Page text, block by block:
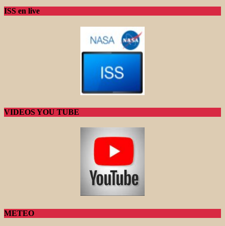
ISS en live
VIDEOS YOU TUBE
METEO